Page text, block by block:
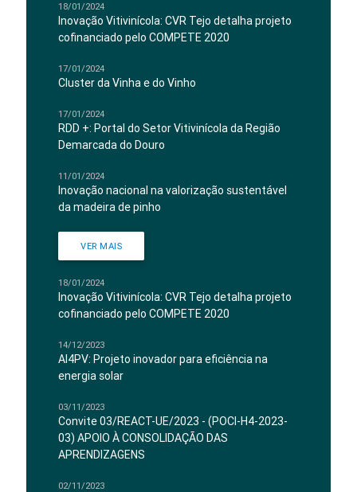
18/01/2024
Inovação Vitivinícola: CVR Tejo detalha projeto
cofinanciado pelo COMPETE 2020
17/01/2024
Cluster da Vinha e do Vinho
17/01/2024
RDD +: Portal do Setor Vitivinícola da Região
Demarcada do Douro
11/01/2024
Inovação nacional na valorização sustentável
da madeira de pinho
VER MAIS
18/01/2024
Inovação Vitivinícola: CVR Tejo detalha projeto
cofinanciado pelo COMPETE 2020
14/12/2023
AI4PV: Projeto inovador para eficiência na
energia solar
03/11/2023
Convite 03/REACT-UE/2023 - (POCI-H4-2023-
03) APOIO À CONSOLIDAÇÃO DAS
APRENDIZAGENS
02/11/2023